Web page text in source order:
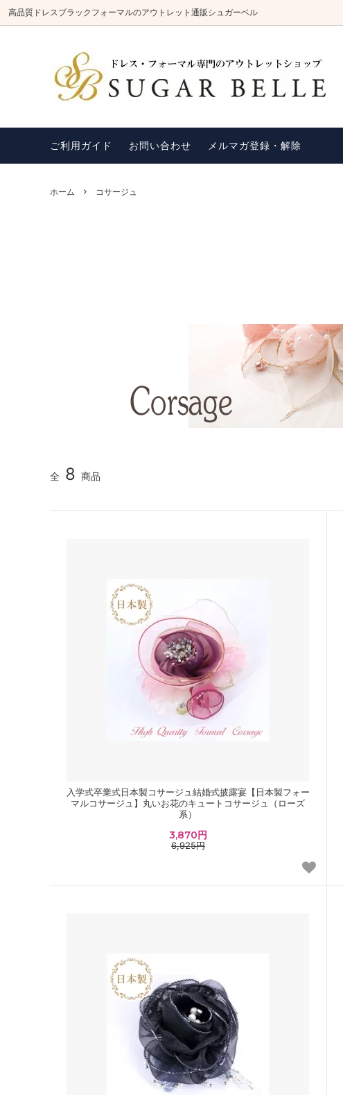
高品質ドレスブラックフォーマルのアウトレット通販シュガーベル
パーティードレス一覧
ふくさ・金封
ブラック系ドレス
シュガーベルのドレスはいつでもセール
商品レビューの記入方法 お客様の声
ご利用ガイド お問い合わせ メルマガ登録・解除
ホーム コサージュ
全 8 商品
入学式卒業式日本製コサージュ結婚式披露宴【日本製フォー
マルコサージュ】丸いお花のキュートコサージュ（ローズ
系）
3,870円
6,925円